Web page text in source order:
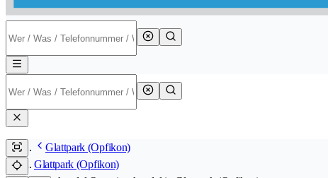
Glattpark (Opfikon)
Glattpark (Opfikon)